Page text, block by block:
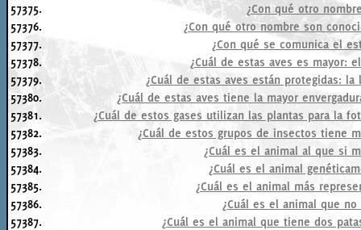
57375.
¿Con qué otro
57376.
¿Con qué otro nombre son
57377.
¿Con qué se comunica el
57378.
¿Cuál de estas aves es mayor:
57379.
¿Cuál de estas aves están protegidas:
57380.
¿Cuál de estas aves tiene la mayor
57381.
¿Cuál de estos gases utilizan las plantas para la
57382.
¿Cuál de estos grupos de insectos tiene
57383.
¿Cuál es el animal al que si
57384.
¿Cuál es el animal
57385.
¿Cuál es el animal más
57386.
¿Cuál es el animal que
57387.
¿Cuál es el animal que tiene dos